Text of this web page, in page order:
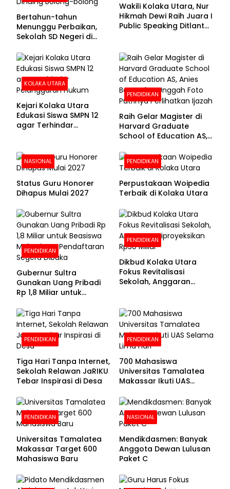
Bertahun-tahun
Menunggu Perbaikan,
Sekolah SD Negeri di
Beralas Tanah dan
Dinding Bolong-bolong
Wakili Kolaka Utara, Nur
Hikmah Dewi Raih Juara I
Public Speaking Ditlantas
Bhayangkara ke-80
KOLAKA UTARA
Kejari Kolaka Utara
Edukasi Siswa SMPN 12
agar Terhindar
PENDIDIKAN
Raih Gelar Magister di
Harvard Graduate
School of Education AS,
Foto Putrinya Perlihatkan
Ijazah
NASIONAL
Status Guru Honorer
Dihapus Mulai 2027
PENDIDIKAN
Perpustakaan Woipedia
Terbaik di Kolaka Utara
PENDIDIKAN
Gubernur Sultra
Gunakan Uang Pribadi
Rp 1,8 Miliar untuk
Pendaftaran Segera
Dibuka
PENDIDIKAN
Dikbud Kolaka Utara
Fokus Revitalisasi
Sekolah, Anggaran
PENDIDIKAN
Tiga Hari Tanpa Internet,
Sekolah Relawan JaRIKU
Tebar Inspirasi di Desa
PENDIDIKAN
700 Mahasiswa
Universitas Tamalatea
Makassar Ikuti UAS
PENDIDIKAN
Universitas Tamalatea
Makassar Target 600
Mahasiswa Baru
NASIONAL
Mendikdasmen: Banyak
Anggota Dewan Lulusan
Paket C